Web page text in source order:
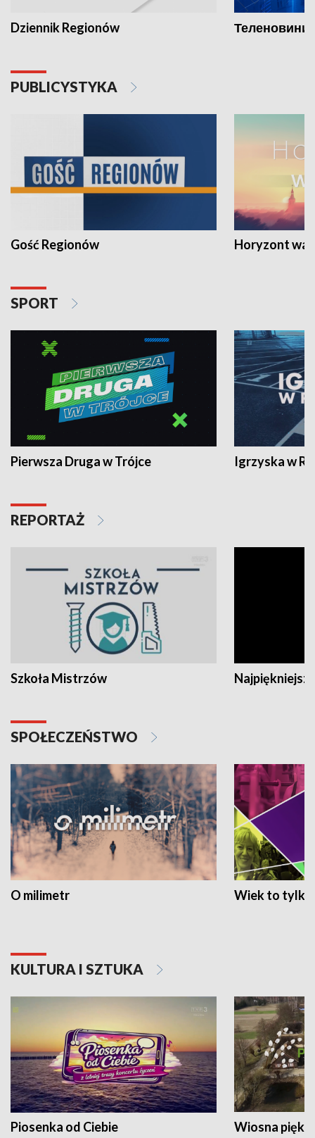
Dziennik Regionów Теленовини
PUBLICYSTYKA
Gość Regionów Horyzont
SPORT
Pierwsza Druga w Trójce Igrzyska w
REPORTAŻ
Szkoła Mistrzów
SPOŁECZEŃSTWO
O milimetr Wiek to tylko
KULTURA I SZTUKA
Piosenka od Ciebie Wiosna